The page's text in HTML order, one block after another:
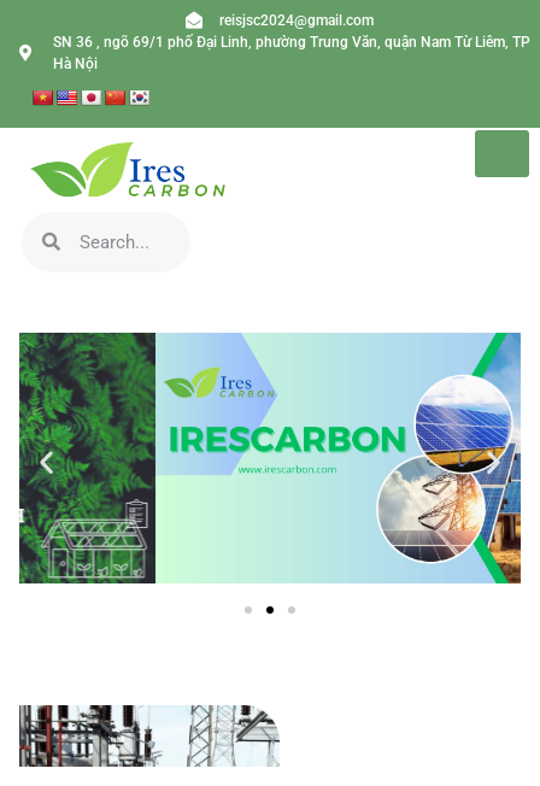
reisjsc2024@gmail.com
SN 36 , ngõ 69/1 phố Đại Linh, phường Trung Văn, quận Nam Từ Liêm, TP
Hà Nội